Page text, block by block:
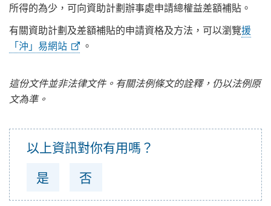
所得的為少，可向資助計劃辦事處申請總權益差額補貼。
有關資助計劃及差額補貼的申請資格及方法，可以瀏覽援
「沖」易網站
。
這份文件並非法律文件。有關法例條文的詮釋，仍以法例原
文為準。
以上資訊對你有用嗎？
是
否